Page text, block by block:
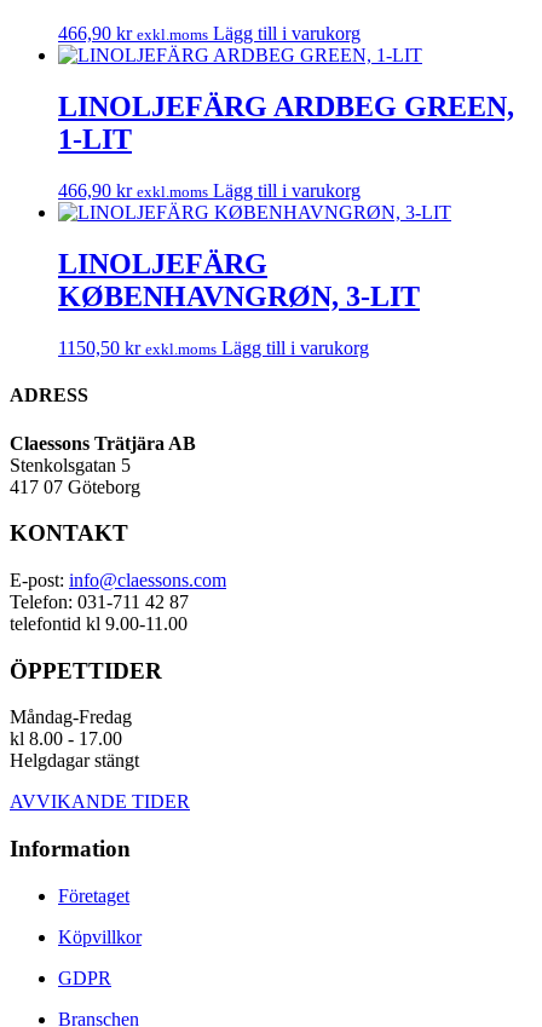
466,90 kr exkl.moms Lägg till i varukorg
LINOLJEFÄRG ARDBEG GREEN,
1-LIT
466,90 kr exkl.moms Lägg till i varukorg
LINOLJEFÄRG
KØBENHAVNGRØN, 3-LIT
1150,50 kr exkl.moms Lägg till i varukorg
ADRESS
Claessons Trätjära AB
Stenkolsgatan 5
417 07 Göteborg
KONTAKT
E-post: info@claessons.com
Telefon: 031-711 42 87
telefontid kl 9.00-11.00
ÖPPETTIDER
Måndag-Fredag
kl 8.00 - 17.00
Helgdagar stängt
AVVIKANDE TIDER
Information
Företaget
Köpvillkor
GDPR
Branschen